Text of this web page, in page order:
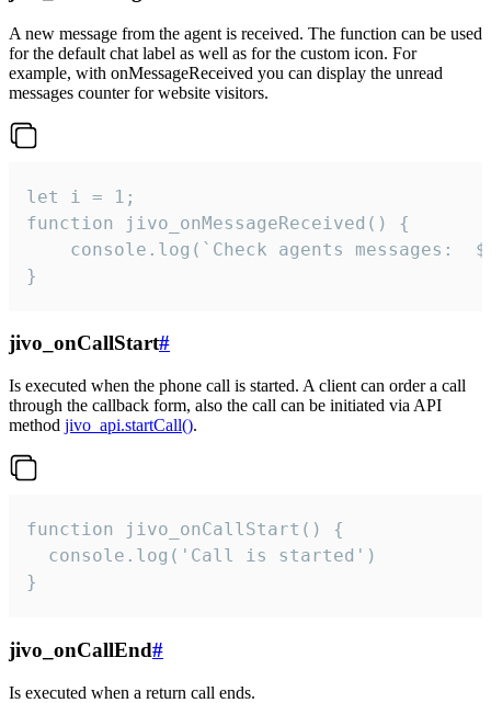
A new message from the agent is received. The function can be used
for the default chat label as well as for the custom icon. For
example, with onMessageReceived you can display the unread
messages counter for website visitors.
let i = 1;
function jivo_onMessageReceived() {
}
jivo_onCallStart#
Is executed when the phone call is started. A client can order a call
through the callback form, also the call can be initiated via API
method jivo_api.startCall().
function jivo_onCallStart() {
  console.log('Call is started')
}
jivo_onCallEnd#
Is executed when a return call ends.